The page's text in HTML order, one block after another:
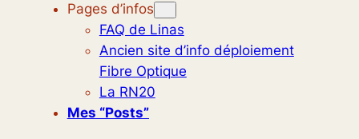
Pages d’infos
FAQ de Linas
Ancien site d’info déploiement
Fibre Optique
La RN20
Mes “posts”